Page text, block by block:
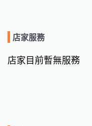
店家服務
店家目前暫無服務